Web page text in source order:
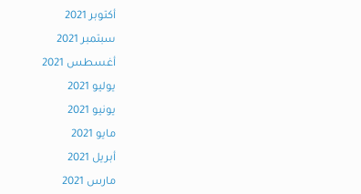
أكتوبر 2021
سبتمبر 2021
أغسطس 2021
يوليو 2021
يونيو 2021
مايو 2021
أبريل 2021
مارس 2021